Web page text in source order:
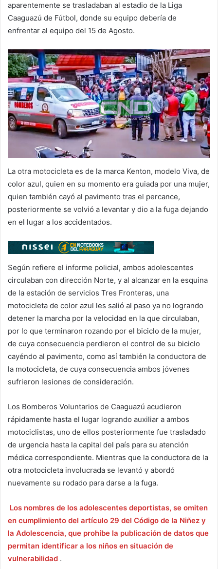
aparentemente se trasladaban al estadio de la Liga
Caaguazú de Fútbol, donde su equipo debería de
enfrentar al equipo del 15 de Agosto.
La otra motocicleta es de la marca Kenton, modelo Viva, de
color azul, quien en su momento era guiada por una mujer,
quien también cayó al pavimento tras el percance,
posteriormente se volvió a levantar y dio a la fuga dejando
en el lugar a los accidentados.
Según refiere el informe policial, ambos adolescentes
circulaban con dirección Norte, y al alcanzar en la esquina
de la estación de servicios Tres Fronteras, una
motocicleta de color azul les salió al paso ya no logrando
detener la marcha por la velocidad en la que circulaban,
por lo que terminaron rozando por el biciclo de la mujer,
de cuya consecuencia perdieron el control de su biciclo
cayéndo al pavimento, como así también la conductora de
la motocicleta, de cuya consecuencia ambos jóvenes
sufrieron lesiones de consideración.
Los Bomberos Voluntarios de Caaguazú acudieron
rápidamente hasta el lugar logrando auxiliar a ambos
motociclistas, uno de ellos posteriormente fue trasladado
de urgencia hasta la capital del país para su atención
médica correspondiente. Mientras que la conductora de la
otra motocicleta involucrada se levantó y abordó
nuevamente su rodado para darse a la fuga.
Los nombres de los adolescentes deportistas, se omiten
en cumplimiento del artículo 29 del Código de la Niñez y
la Adolescencia, que prohíbe la publicación de datos que
permitan identificar a los niños en situación de
vulnerabilidad .